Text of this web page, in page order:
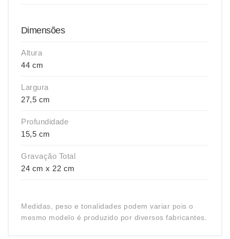
Dimensões
Altura
44 cm
Largura
27,5 cm
Profundidade
15,5 cm
Gravação Total
24 cm x 22 cm
Medidas, peso e tonalidades podem variar pois o
mesmo modelo é produzido por diversos fabricantes.